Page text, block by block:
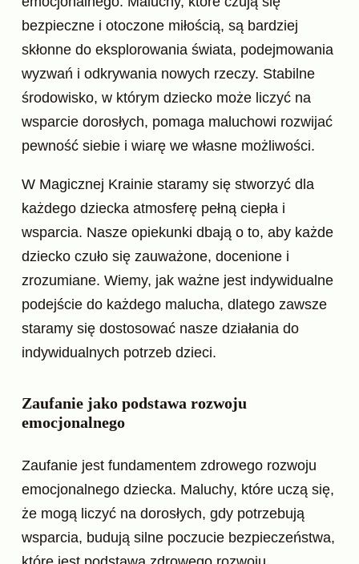
bezpieczne i otoczone miłością, są bardziej
skłonne do eksplorowania świata, podejmowania
wyzwań i odkrywania nowych rzeczy. Stabilne
środowisko, w którym dziecko może liczyć na
wsparcie dorosłych, pomaga maluchowi rozwijać
pewność siebie i wiarę we własne możliwości.
W Magicznej Krainie staramy się stworzyć dla
każdego dziecka atmosferę pełną ciepła i
wsparcia. Nasze opiekunki dbają o to, aby każde
dziecko czuło się zauważone, docenione i
zrozumiane. Wiemy, jak ważne jest indywidualne
podejście do każdego malucha, dlatego zawsze
staramy się dostosować nasze działania do
indywidualnych potrzeb dzieci.
Zaufanie jako podstawa rozwoju
emocjonalnego
Zaufanie jest fundamentem zdrowego rozwoju
emocjonalnego dziecka. Maluchy, które uczą się,
że mogą liczyć na dorosłych, gdy potrzebują
wsparcia, budują silne poczucie bezpieczeństwa,